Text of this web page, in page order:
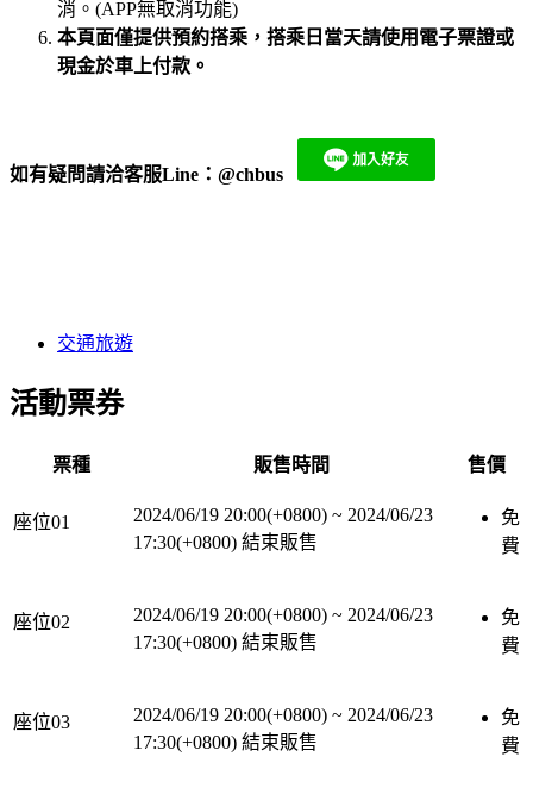
消。(APP無取消功能)
本頁面僅提供預約搭乘，搭乘日當天請使用電子票證或
現金於車上付款。
如有疑問請洽客服Line： @chbus
交通旅遊
活動票券
票種 販售時間 售價
座位01 2024/06/19 20:00(+0800) ~ 2024/06/23
17:30(+0800) 結束販售
免
費
座位02 2024/06/19 20:00(+0800) ~ 2024/06/23
17:30(+0800) 結束販售
免
費
座位03 2024/06/19 20:00(+0800) ~ 2024/06/23
17:30(+0800) 結束販售
免
費